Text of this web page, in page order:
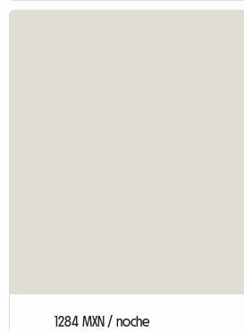
1284 MXN / noche